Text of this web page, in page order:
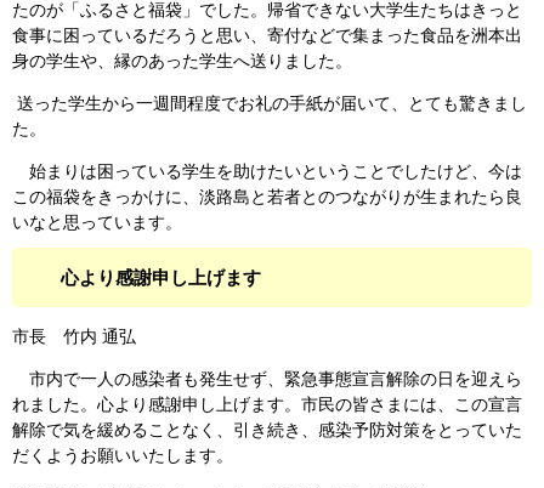
たのが「ふるさと福袋」でした。帰省できない大学生たちはきっと
食事に困っているだろうと思い、寄付などで集まった食品を洲本出
身の学生や、縁のあった学生へ送りました。
送った学生から一週間程度でお礼の手紙が届いて、とても驚きまし
た。
始まりは困っている学生を助けたいということでしたけど、今は
この福袋をきっかけに、淡路島と若者とのつながりが生まれたら良
いなと思っています。
心より感謝申し上げます
市長 竹内 通弘
市内で一人の感染者も発生せず、緊急事態宣言解除の日を迎えら
れました。心より感謝申し上げます。市民の皆さまには、この宣言
解除で気を緩めることなく、引き続き、感染予防対策をとっていた
だくようお願いいたします。